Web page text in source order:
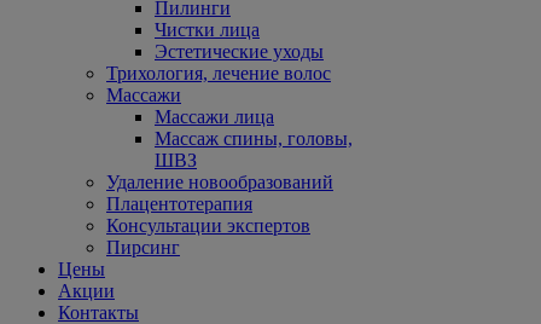
Пилинги
Чистки лица
Эстетические уходы
Трихология, лечение волос
Массажи
Массажи лица
Массаж спины, головы,
ШВЗ
Удаление новообразований
Плацентотерапия
Консультации экспертов
Пирсинг
Цены
Акции
Контакты